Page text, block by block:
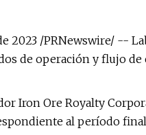
2023 /PRNewswire/ --
de operación y flujo
Iron Ore Royalty
al período